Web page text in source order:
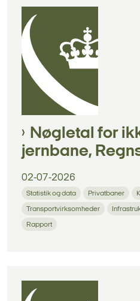
Nøgletal for
jernbane,
02-07-2026
Statistik og data Privatbaner
Transportvirksomheder
Rapport